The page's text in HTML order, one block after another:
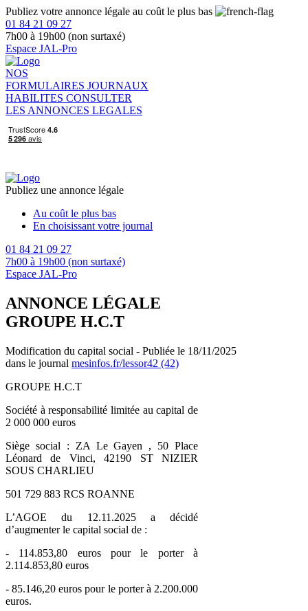
Publiez votre annonce légale au coût le plus bas
01 84 21 09 27
7h00 à 19h00 (non surtaxé)
Espace JAL-Pro
NOS
FORMULAIRES JOURNAUX
HABILITES CONSULTER
LES ANNONCES LEGALES
Publiez une annonce légale
Au coût le plus bas
En choisissant votre journal
01 84 21 09 27
7h00 à 19h00 (non surtaxé)
Espace JAL-Pro
ANNONCE LÉGALE
GROUPE H.C.T
Modification du capital social - Publiée le 18/11/2025
dans le journal mesinfos.fr/lessor42 (42)
GROUPE H.C.T
Société à responsabilité limitée au capital de
2 000 000 euros
Siège social : ZA Le Gayen , 50 Place
Léonard de Vinci, 42190 ST NIZIER
SOUS CHARLIEU
501 729 883 RCS ROANNE
L’AGOE du 12.11.2025 a décidé
d’augmenter le capital social de :
- 114.853,80 euros pour le porter à
2.114.853,80 euros
- 85.146,20 euros pour le porter à 2.200.000
euros.